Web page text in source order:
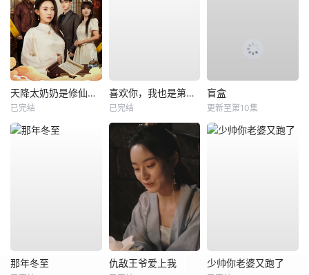
天降太奶奶是修仙老祖
已完结
喜欢你，我也是第一部
已完结
盲盒
更新至第10集
那年冬至 仇敌王爷爱上我 少帅你老婆又跑了